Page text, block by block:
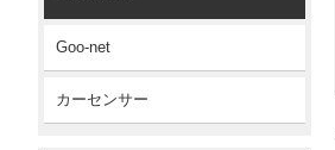
Goo-net
カーセンサー